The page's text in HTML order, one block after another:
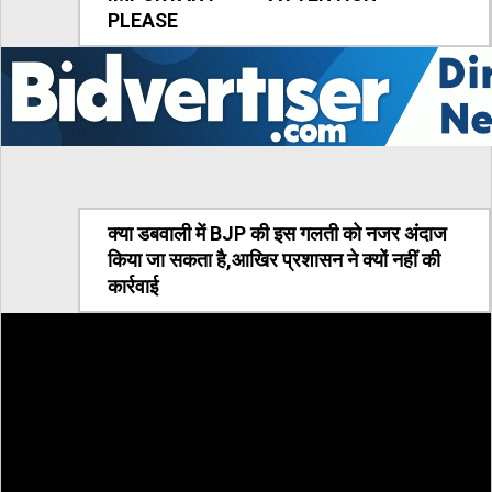
PLEASE
क्या डबवाली में BJP की इस गलती को नजर अंदाज
किया जा सकता है,आखिर प्रशासन ने क्यों नहीं की
कार्रवाई